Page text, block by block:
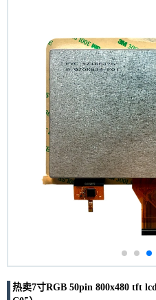
热卖7寸RGB 50pin 800x480 tft